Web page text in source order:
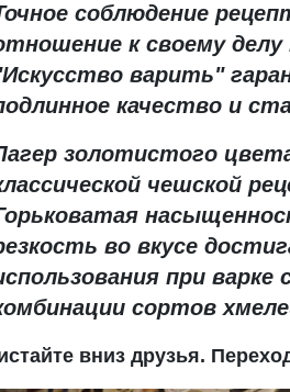
соблюдение
к своему делу
варить"
качество и
золотистого
чешской
во вкусе
при варке
сортов
вниз друзья.